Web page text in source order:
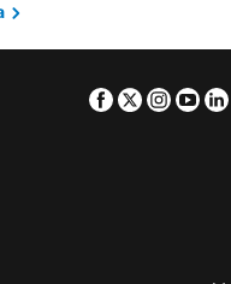
San Martino
Rural Mirador De Miranda
Facebook
Twitter